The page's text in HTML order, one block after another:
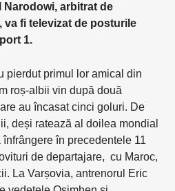
Narodowi, arbitrat de
va fi televizat de posturile
1.
pierdut primul lor amical din
roș-albii vin după două
au încasat cinci goluri. De
deși ratează al doilea mondial
în precedentele 11
de departajare, cu Maroc,
La Varșovia, antrenorul Eric